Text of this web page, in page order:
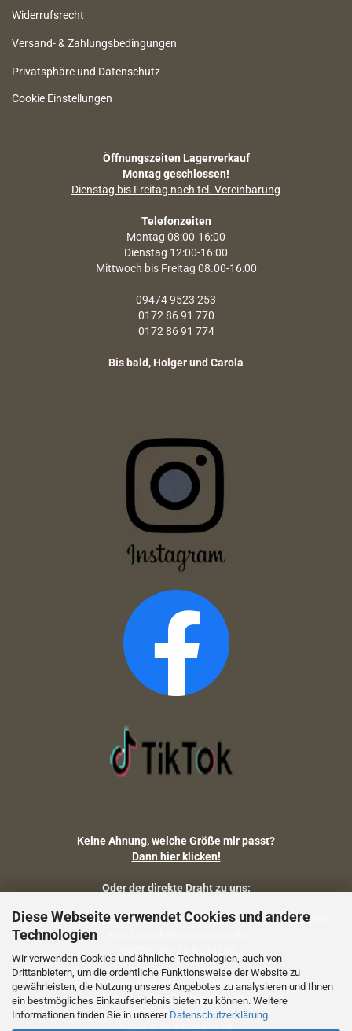
Diese Webseite verwendet Cookies und andere
Technologien
Wir verwenden Cookies und ähnliche Technologien, auch von
Drittanbietern, um die ordentliche Funktionsweise der Website zu
gewährleisten, die Nutzung unseres Angebotes zu analysieren und Ihnen
ein bestmögliches Einkaufserlebnis bieten zu können. Weitere
Informationen finden Sie in unserer Datenschutzerklärung.
Widerrufsrecht
Versand- & Zahlungsbedingungen
Privatsphäre und Datenschutz
Cookie Einstellungen
Öffnungszeiten Lagerverkauf
Montag geschlossen!
Dienstag bis Freitag nach tel. Vereinbarung
Telefonzeiten
Montag 08:00-16:00
Dienstag 12:00-16:00
Mittwoch bis Freitag 08.00-16:00
09474 9523 253
0172 86 91 770
0172 86 91 774
Bis bald, Holger und Carola
Keine Ahnung, welche Größe mir passt?
Dann hier klicken!
Oder der direkte Draht zu uns:
Fragen zu Artikelmaßen, Warenbestand, Lieferstatus, Versand?
Telefon: 09474-9523253
Fragen zum Artikel (Größenberatung etc.)
email: holger@camostore.de
Telefon: 09474-9523253